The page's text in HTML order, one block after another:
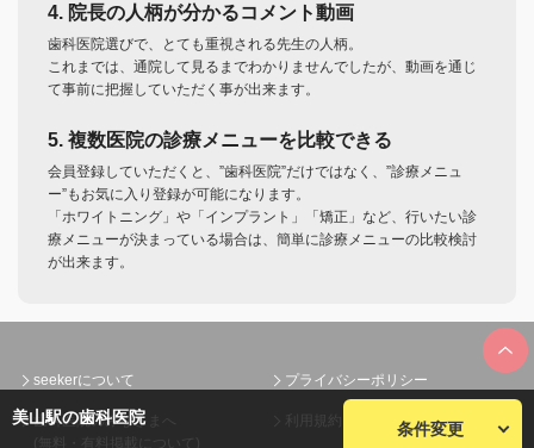
美山駅の歯科医院
条件変更
4. 院長の人柄が分かるコメント動画
歯科医院選びで、とても重視される先生の人柄。
これまでは、通院して見るまでわかりませんでしたが、動画を通じ
て事前に把握していただく事が出来ます。
5. 複数医院の診療メニューを比較できる
会員登録していただくと、”歯科医院”だけではなく、”診療メニュ
ー”もお気に入り登録が可能になります。
「ホワイトニング」や「インプラント」「矯正」など、行いたい診
療メニューが決まっている場合は、簡単に診療メニューの比較検討
が出来ます。
seekerについて
歯科医院のみなさまへ
(無料・有料掲載について)
プライバシーポリシー